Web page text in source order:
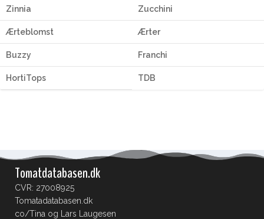
Zinnia Zucchini
Ærteblomst Ærter
Buzzy Franchi
HortiTops TDB
Tomatdatabasen.dk
CVR: 27008925
Tomatadatabasen.dk
co/Tina og Lars Laugesen